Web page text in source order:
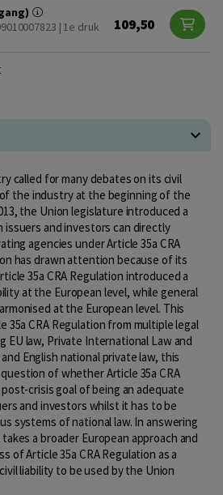
| 1e druk
109,50
called for many debates on its civil
the industry at the beginning of the
the Union legislature introduced a
issuers and investors can directly
agencies under Article 35a CRA
has drawn attention because of its
35a CRA Regulation introduced a
at the European level, while general
at the European level. This
35a CRA Regulation from multiple legal
EU law, Private International Law and
English national private law, this
of whether Article 35a CRA
crisis goal of being an adequate
and investors whilst it has to be
systems of national law. In answering
a broader European approach and
of Article 35a CRA Regulation as a
liability to be used by the Union